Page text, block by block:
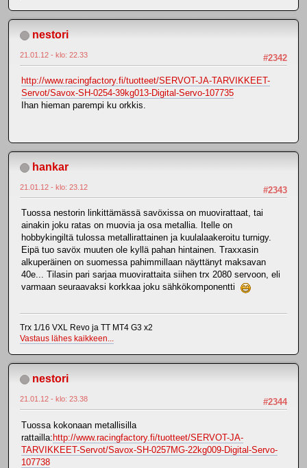
nestori
#2342
21.01.12 - klo: 22.33
http://www.racingfactory.fi/tuotteet/SERVOT-JA-TARVIKKEET-
Servot/Savox-SH-0254-39kg013-Digital-Servo-107735
Ihan hieman parempi ku orkkis.
hankar
#2343
21.01.12 - klo: 23.12
Tuossa nestorin linkittämässä savöxissa on muovirattaat, tai
ainakin joku ratas on muovia ja osa metallia. Itelle on
hobbykingiltä tulossa metallirattainen ja kuulalaakeroitu turnigy.
Eipä tuo savöx muuten ole kyllä pahan hintainen. Traxxasin
alkuperäinen on suomessa pahimmillaan näyttänyt maksavan
40e... Tilasin pari sarjaa muovirattaita siihen trx 2080 servoon, eli
varmaan seuraavaksi korkkaa joku sähkökomponentti
Trx 1/16 VXL Revo ja TT MT4 G3 x2
Vastaus lähes kaikkeen...
nestori
#2344
21.01.12 - klo: 23.38
Tuossa kokonaan metallisilla
rattailla: http://www.racingfactory.fi/tuotteet/SERVOT-JA-
TARVIKKEET-Servot/Savox-SH-0257MG-22kg009-Digital-Servo-
107738